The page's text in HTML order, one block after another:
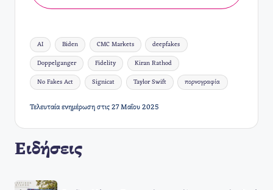
Ετικέτες:
AI Biden CMC Markets deepfakes
Doppelganger Fidelity Kiran Rathod
No Fakes Act Signicat Taylor Swift πορνογραφία
Τελευταία ενημέρωση στις 27 Μαΐου 2025
Ειδήσεις